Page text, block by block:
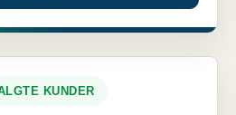
KUNDER